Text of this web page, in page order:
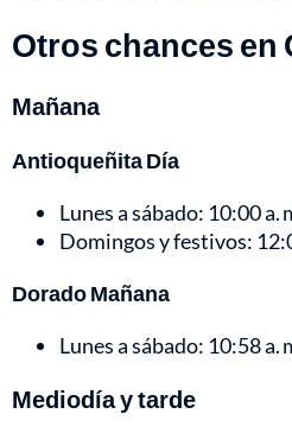
Otros chances en
Mañana
Antioqueñita Día
Lunes a sábado: 10:00 a.
Domingos y festivos:
Dorado Mañana
Lunes a sábado: 10:58 a.
Mediodía y tarde